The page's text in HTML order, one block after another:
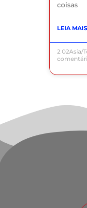
coisas
LEIA
2 02Asia/